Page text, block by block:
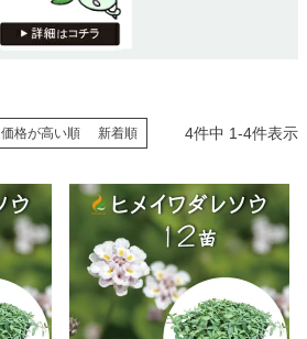
価格が高い順 新着順 4件中 1-4件表示